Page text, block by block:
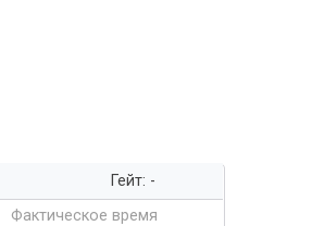
Гейт: -
Фактическое время